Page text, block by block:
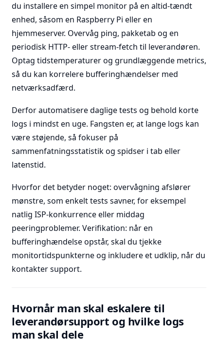
du installere en simpel monitor på en altid-tændt
enhed, såsom en Raspberry Pi eller en
hjemmeserver. Overvåg ping, pakketab og en
periodisk HTTP- eller stream-fetch til leverandøren.
Optag tidstemperaturer og grundlæggende metrics,
så du kan korrelere bufferinghændelser med
netværksadfærd.
Derfor automatisere daglige tests og behold korte
logs i mindst en uge. Fangsten er, at lange logs kan
være støjende, så fokuser på
sammenfatningsstatistik og spidser i tab eller
latenstid.
Hvorfor det betyder noget: overvågning afslører
mønstre, som enkelt tests savner, for eksempel
natlig ISP-konkurrence eller middag
peeringproblemer. Verifikation: når en
bufferinghændelse opstår, skal du tjekke
monitortidspunkterne og inkludere et udklip, når du
kontakter support.
Hvornår man skal eskalere til
leverandørsupport og hvilke logs
man skal dele